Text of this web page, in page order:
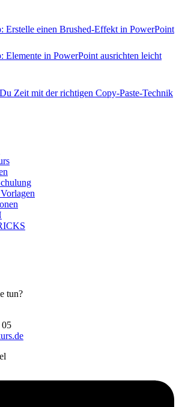
Erstelle einen Brushed-Effekt in PowerPoint
Elemente in PowerPoint ausrichten leicht
Zeit mit der richtigen Copy-Paste-Technik
tun?
05